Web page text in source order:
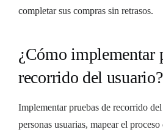
completar sus compras sin retrasos.
¿Cómo implementar
recorrido del usuario?
Implementar pruebas de recorrido
personas usuarias, mapear el